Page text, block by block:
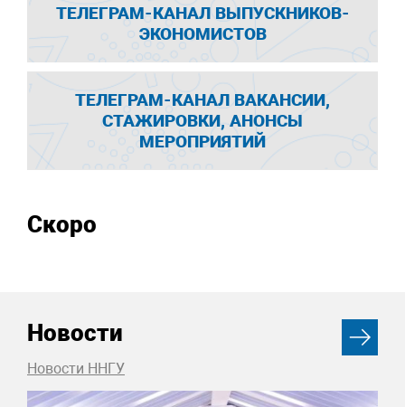
ТЕЛЕГРАМ-КАНАЛ ВЫПУСКНИКОВ-
ЭКОНОМИСТОВ
ТЕЛЕГРАМ-КАНАЛ ВАКАНСИИ,
СТАЖИРОВКИ, АНОНСЫ
МЕРОПРИЯТИЙ
Скоро
Новости
Новости ННГУ